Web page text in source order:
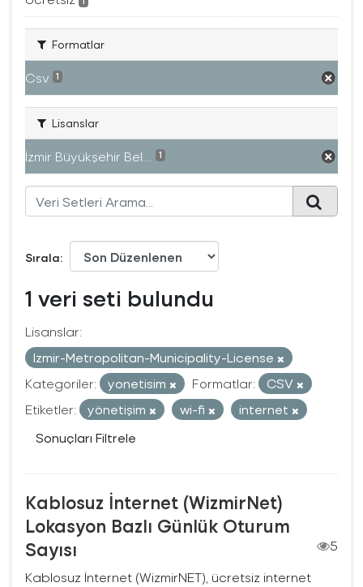
Formatlar
Csv 1
Lisanslar
İzmir Büyükşehir Bel... 1
Sırala
1 veri seti bulundu
Lisanslar:
Izmir-Metropolitan-Municipality-License
Kategoriler:
yonetisim Formatlar:
CSV
Etiketler:
yönetişim wi-fi
internet
Sonuçları Filtrele
Kablosuz İnternet (WizmirNet)
Lokasyon Bazlı Günlük Oturum
Sayısı
5
Kablosuz İnternet (WizmirNET), ücretsiz internet